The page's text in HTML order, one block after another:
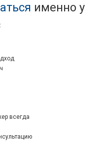
именно у
всегда